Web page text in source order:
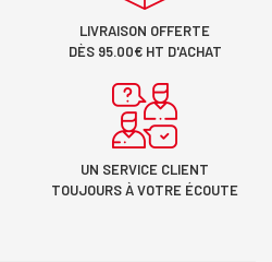
LIVRAISON OFFERTE
DÈS 95.00€ HT D'ACHAT
UN SERVICE CLIENT
TOUJOURS À VOTRE ÉCOUTE